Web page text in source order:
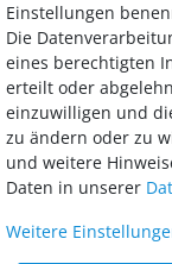
Wir bieten Ihnen
Bezahlung.
Einstellungen
Die
eines berechtigten
erteilt oder
einzuwilligen und
zu ändern oder zu
und weitere
Daten in unserer
Weitere